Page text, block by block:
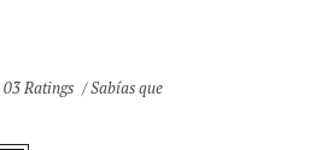
03 Ratings Sabías que